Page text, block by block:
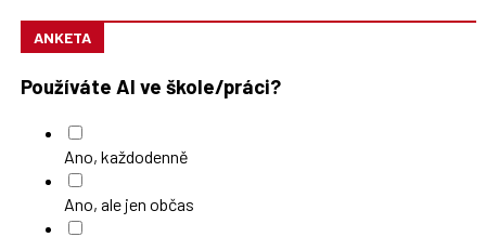
ANKETA
Používáte AI ve škole/práci?
Ano, každodenně
Ano, ale jen občas